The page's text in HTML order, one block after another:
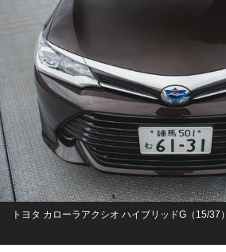
トヨタ カローラアクシオ ハイブリッドG（15/37）